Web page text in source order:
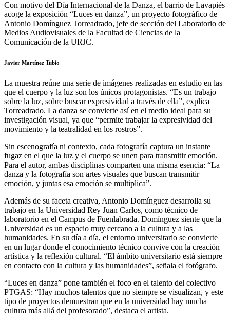
Con motivo del Día Internacional de la Danza, el barrio de Lavapiés
acoge la exposición “Luces en danza”, un proyecto fotográfico de
Antonio Domínguez Torreadrado, jefe de sección del Laboratorio de
Medios Audiovisuales de la Facultad de Ciencias de la
Comunicación de la URJC.
Javier Martínez Tubío
La muestra reúne una serie de imágenes realizadas en estudio en las
que el cuerpo y la luz son los únicos protagonistas. “Es un trabajo
sobre la luz, sobre buscar expresividad a través de ella”, explica
Torreadrado. La danza se convierte así en el medio ideal para su
investigación visual, ya que “permite trabajar la expresividad del
movimiento y la teatralidad en los rostros”.
Sin escenografía ni contexto, cada fotografía captura un instante
fugaz en el que la luz y el cuerpo se unen para transmitir emoción.
Para el autor, ambas disciplinas comparten una misma esencia: “La
danza y la fotografía son artes visuales que buscan transmitir
emoción, y juntas esa emoción se multiplica”.
Además de su faceta creativa, Antonio Domínguez desarrolla su
trabajo en la Universidad Rey Juan Carlos, como técnico de
laboratorio en el Campus de Fuenlabrada. Domínguez siente que la
Universidad es un espacio muy cercano a la cultura y a las
humanidades. En su día a día, el entorno universitario se convierte
en un lugar donde el conocimiento técnico convive con la creación
artística y la reflexión cultural. “El ámbito universitario está siempre
en contacto con la cultura y las humanidades”, señala el fotógrafo.
“Luces en danza” pone también el foco en el talento del colectivo
PTGAS: “Hay muchos talentos que no siempre se visualizan, y este
tipo de proyectos demuestran que en la universidad hay mucha
cultura más allá del profesorado”, destaca el artista.